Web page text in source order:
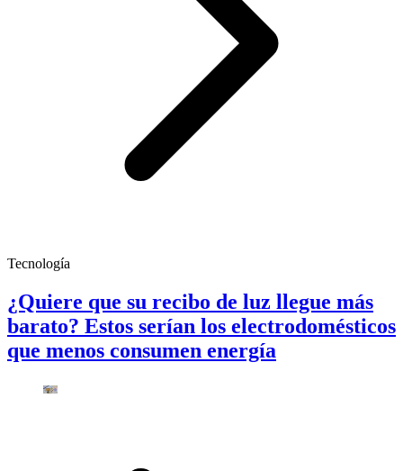
Tecnología
¿Quiere que su recibo de luz llegue más
barato? Estos serían los electrodomésticos
que menos consumen energía